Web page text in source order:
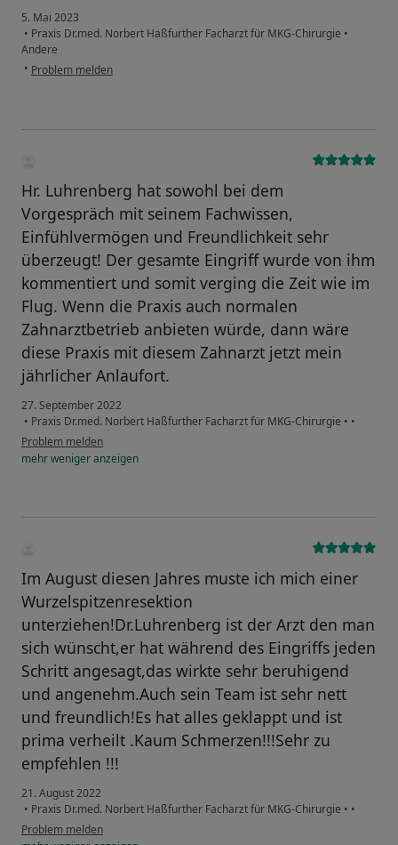
5. Mai 2023
• Praxis Dr.med. Norbert Haßfurther Facharzt für MKG-Chirurgie •
Andere
• Problem melden
Hr. Luhrenberg hat sowohl bei dem
Vorgespräch mit seinem Fachwissen,
Einfühlvermögen und Freundlichkeit sehr
überzeugt! Der gesamte Eingriff wurde von ihm
kommentiert und somit verging die Zeit wie im
Flug. Wenn die Praxis auch normalen
Zahnarztbetrieb anbieten würde, dann wäre
diese Praxis mit diesem Zahnarzt jetzt mein
jährlicher Anlaufort.
27. September 2022
• Praxis Dr.med. Norbert Haßfurther Facharzt für MKG-Chirurgie • •
Problem melden
mehrwenigeranzeigen
Im August diesen Jahres muste ich mich einer
Wurzelspitzenresektion
unterziehen!Dr.Luhrenberg ist der Arzt den man
sich wünscht,er hat während des Eingriffs jeden
Schritt angesagt,das wirkte sehr beruhigend
und angenehm.Auch sein Team ist sehr nett
und freundlich!Es hat alles geklappt und ist
prima verheilt .Kaum Schmerzen!!!Sehr zu
empfehlen !!!
21. August 2022
• Praxis Dr.med. Norbert Haßfurther Facharzt für MKG-Chirurgie • •
Problem melden